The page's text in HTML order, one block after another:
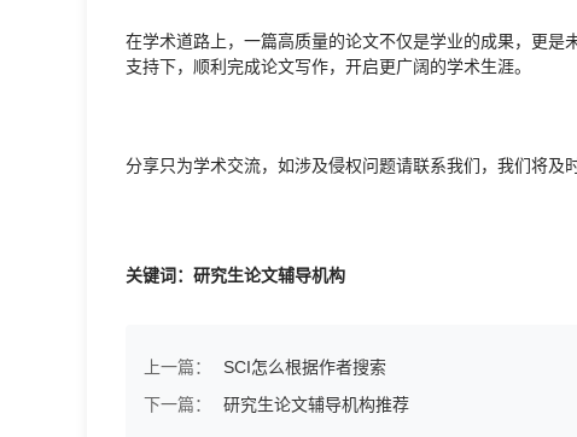
在学术道路上，一篇高质量的论文不仅是学业的成果，更
支持下，顺利完成论文写作，开启更广阔的学术生涯。
分享只为学术交流，如涉及侵权问题请联系我们，我们将及
关键词：研究生论文辅导机构
上一篇：
SCI怎么根据作者搜索
下一篇：
研究生论文辅导机构推荐